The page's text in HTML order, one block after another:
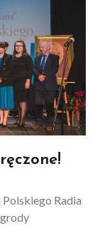
Radia